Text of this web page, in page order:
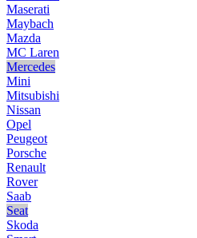
Maserati
Maybach
Mazda
MC Laren
Mercedes
Mini
Mitsubishi
Nissan
Opel
Peugeot
Porsche
Renault
Rover
Saab
Seat
Skoda